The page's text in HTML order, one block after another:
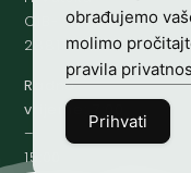
OIB-
28817560444
Radno
vrijeme:
–
15:00
obrađujemo
molimo
pravila
Prihvati